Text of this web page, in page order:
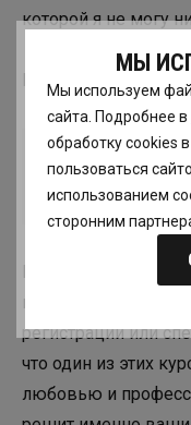
МЫ
Мы используем
сайта. Подробнее в
обработку сookies
пользоваться
использованием
сторонним
которой я не могу
Курсов и уроков в
Мы — самая
школа в РФ.
И я с любовью и
наших уроках
регистрации или
что один из этих
любовью и